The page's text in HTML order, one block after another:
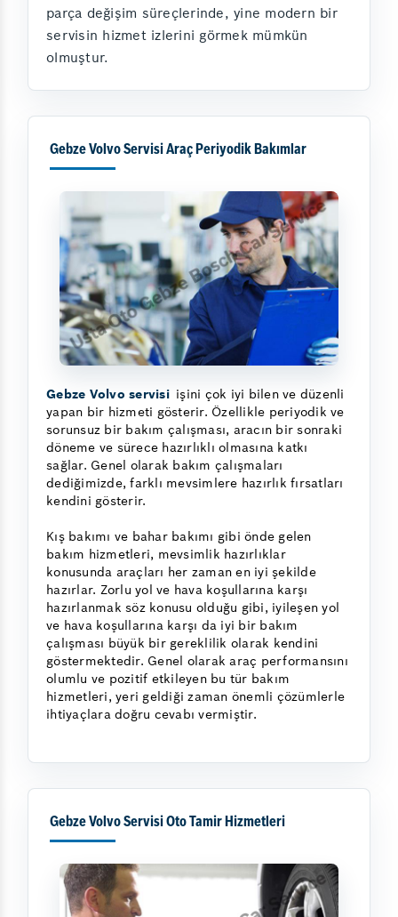
parça değişim süreçlerinde, yine modern bir
servisin hizmet izlerini görmek mümkün
olmuştur.
Gebze Volvo Servisi Araç Periyodik Bakımlar
Gebze Volvo servisi işini çok iyi bilen ve düzenli
yapan bir hizmeti gösterir. Özellikle periyodik ve
sorunsuz bir bakım çalışması, aracın bir sonraki
döneme ve sürece hazırlıklı olmasına katkı
sağlar. Genel olarak bakım çalışmaları
dediğimizde, farklı mevsimlere hazırlık fırsatları
kendini gösterir.
Kış bakımı ve bahar bakımı gibi önde gelen
bakım hizmetleri, mevsimlik hazırlıklar
konusunda araçları her zaman en iyi şekilde
hazırlar. Zorlu yol ve hava koşullarına karşı
hazırlanmak söz konusu olduğu gibi, iyileşen yol
ve hava koşullarına karşı da iyi bir bakım
çalışması büyük bir gereklilik olarak kendini
göstermektedir. Genel olarak araç performansını
olumlu ve pozitif etkileyen bu tür bakım
hizmetleri, yeri geldiği zaman önemli çözümlerle
ihtiyaçlara doğru cevabı vermiştir.
Gebze Volvo Servisi Oto Tamir Hizmetleri